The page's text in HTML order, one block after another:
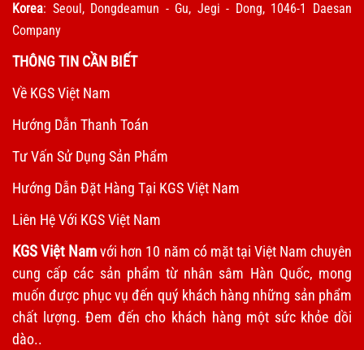
Korea: Seoul, Dongdeamun - Gu, Jegi - Dong, 1046-1 Daesan
Company
THÔNG TIN CẦN BIẾT
Về KGS Việt Nam
Hướng Dẫn Thanh Toán
Tư Vấn Sử Dụng Sản Phẩm
Hướng Dẫn Đặt Hàng Tại KGS Việt Nam
Liên Hệ Với KGS Việt Nam
KGS Việt Namvới hơn 10 năm có mặt tại Việt Nam chuyên
cung cấp các sản phẩm từ nhân sâm Hàn Quốc, mong
muốn được phục vụ đến quý khách hàng những sản phẩm
chất lượng. Đem đến cho khách hàng một sức khỏe dồi
dào..